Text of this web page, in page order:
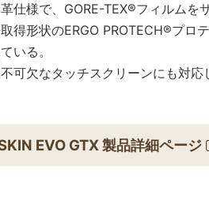
仕様で、GORE-TEX®フィルムを
得形状のERGO PROTECH®プロ
いる。
可欠なタッチスクリーンにも対応
EVO GTX 製品詳細ページ